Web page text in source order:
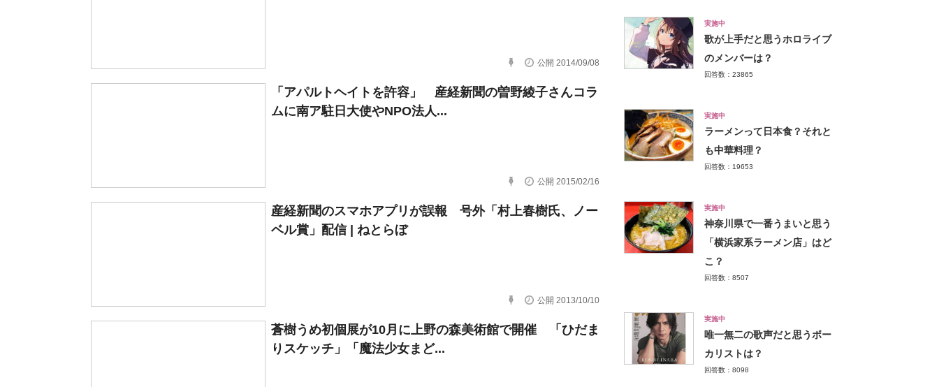
公開 2014/09/08
「アパルトヘイトを許容」 産経新聞の曽野綾子さんコラ
ムに南ア駐日大使やNPO法人...
公開 2015/02/16
産経新聞のスマホアプリが誤報 号外「村上春樹氏、ノー
ベル賞」配信 | ねとらぼ
公開 2013/10/10
蒼樹うめ初個展が10月に上野の森美術館で開催 「ひだま
りスケッチ」「魔法少女まど...
実施中
歌が上手だと思うホロライブ
のメンバーは？
回答数：23865
実施中
ラーメンって日本食？それと
も中華料理？
回答数：19653
実施中
神奈川県で一番うまいと思う
「横浜家系ラーメン店」はど
こ？
回答数：8507
実施中
唯一無二の歌声だと思うボー
カリストは？
回答数：8098